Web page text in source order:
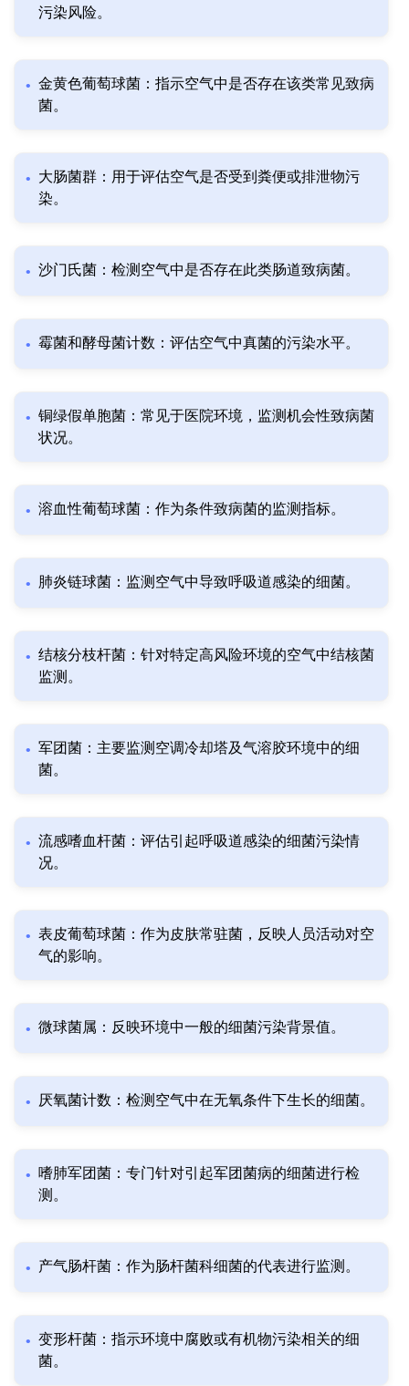
污染风险。
金黄色葡萄球菌：指示空气中是否存在该类常见致病
菌。
大肠菌群：用于评估空气是否受到粪便或排泄物污
染。
沙门氏菌：检测空气中是否存在此类肠道致病菌。
霉菌和酵母菌计数：评估空气中真菌的污染水平。
铜绿假单胞菌：常见于医院环境，监测机会性致病菌
状况。
溶血性葡萄球菌：作为条件致病菌的监测指标。
肺炎链球菌：监测空气中导致呼吸道感染的细菌。
结核分枝杆菌：针对特定高风险环境的空气中结核菌
监测。
军团菌：主要监测空调冷却塔及气溶胶环境中的细
菌。
流感嗜血杆菌：评估引起呼吸道感染的细菌污染情
况。
表皮葡萄球菌：作为皮肤常驻菌，反映人员活动对空
气的影响。
微球菌属：反映环境中一般的细菌污染背景值。
厌氧菌计数：检测空气中在无氧条件下生长的细菌。
嗜肺军团菌：专门针对引起军团菌病的细菌进行检
测。
产气肠杆菌：作为肠杆菌科细菌的代表进行监测。
变形杆菌：指示环境中腐败或有机物污染相关的细
菌。